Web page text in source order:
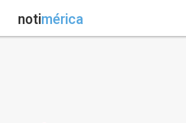
notimérica